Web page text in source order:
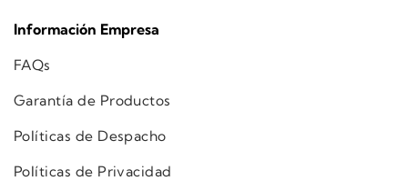
Información Empresa
FAQs
Garantía de Productos
Políticas de Despacho
Políticas de Privacidad